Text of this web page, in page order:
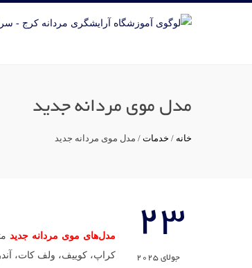
مدل موی مردانه جدید
خانه / خدمات / مدل موی مردانه جدید
23
جولای 2025
مدل‌های موی مردانه جدید
کراپ، کوییف، ولف کات،